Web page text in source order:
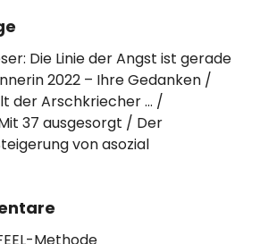
Die Linie der Angst ist gerade
2022 – Ihre Gedanken
der Arschkriecher …
37 ausgesorgt
Der
von asozial